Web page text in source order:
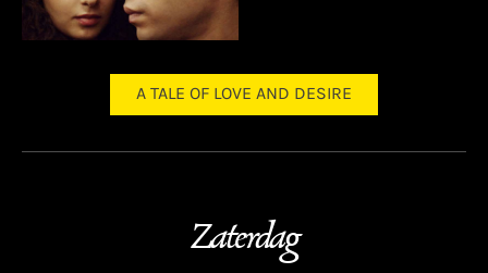
A TALE OF LOVE AND DESIRE
Zaterdag